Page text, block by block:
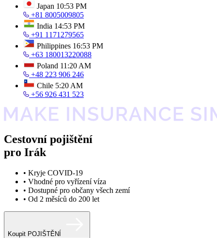
Japan 10:53 PM
+81 8005009805
India 14:53 PM
+91 1171279565
Philippines 16:53 PM
+63 180013220088
Poland 11:20 AM
+48 223 906 246
Chile 5:20 AM
+56 926 431 523
Cestovní pojištění
pro Irák
• Kryje COVID-19
• Vhodné pro vyřízení víza
• Dostupné pro občany všech zemí
• Od 2 měsíců do 200 let
Koupit POJIŠTĚNÍ